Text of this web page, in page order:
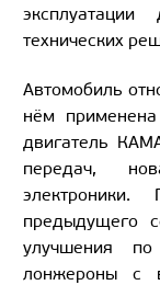
технических
Автомобиль
нём
двигатель
передач,
предыдущего
улучшения
лонжероны с